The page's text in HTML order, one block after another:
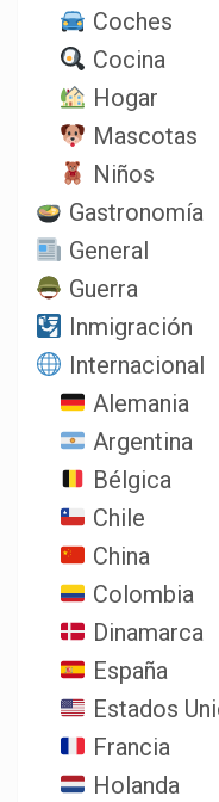
Coches
Cocina
Hogar
Mascotas
Niños
Gastronomía
General
Guerra
Inmigración
Internacional
Alemania
Argentina
Bélgica
Chile
China
Colombia
Dinamarca
España
Estados
Francia
Holanda